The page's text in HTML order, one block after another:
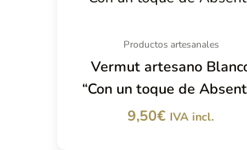
Productos artesanales
Vermut artesano
“Con un toque de
9,50€ IVA incl.